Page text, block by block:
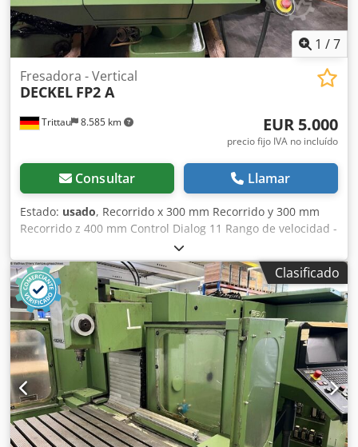
1 /7
Trittau 8.585 km
Fresadora - Vertical
DECKEL FP2 A
EUR 5.000
precio fijo IVA no incluído
Consultar Llamar
Estado: usado, Recorrido x 300 mm Recorrido y 300 mm
Recorrido z 400 mm Control Dialog 11 Rango de velocidad -
husillo principal 40 - 4000 min⁻¹ Portaherramientas SK 40
Giratorio +/- 90° Recorrido del husillo 80 mm Dkodpfx Aszq
Hlfedwor Según nuestra evaluación, la máquina se
encuentra en muy buen estado de segunda mano y puede
inspeccionarse bajo corriente previo acuerdo. Accesorios: -
Cabina Los accesorios, herramientas y dispositivos de
sujeción mostrados solo forman parte del suministro si así
se indica en la información adicional. ¡Reservado el
derecho a cambios y errores en los datos y
especificaciones técnicas, así como venta intermedia!
Clasificado